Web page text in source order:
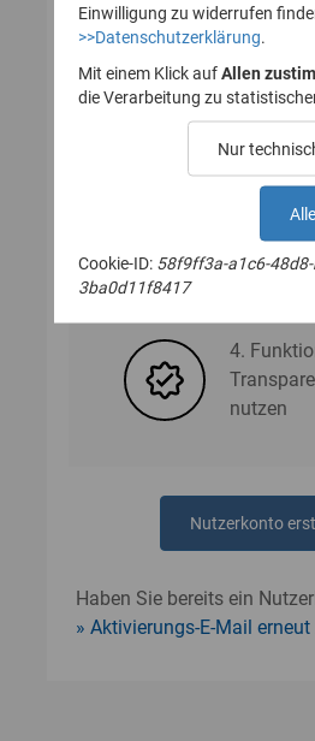
1.
des
3.
4.
nutzen
Nutzerkonto
Haben Sie bereits ein
Aktivierungs-E-Mail erneut
Einwilligung zu widerrufen
>>Datenschutzerklärung
Mit einem Klick auf Allen
die Verarbeitung zu
Nur
Cookie-ID: 58f9ff3a-a1c6-
3ba0d11f8417